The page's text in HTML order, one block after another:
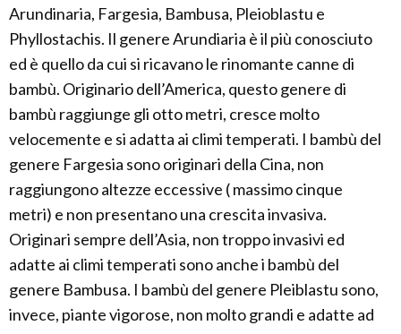
Arundinaria, Fargesia, Bambusa, Pleioblastu e
Phyllostachis. Il genere Arundiaria è il più conosciuto
ed è quello da cui si ricavano le rinomante canne di
bambù. Originario dell’America, questo genere di
bambù raggiunge gli otto metri, cresce molto
velocemente e si adatta ai climi temperati. I bambù del
genere Fargesia sono originari della Cina, non
raggiungono altezze eccessive ( massimo cinque
metri) e non presentano una crescita invasiva.
Originari sempre dell’Asia, non troppo invasivi ed
adatte ai climi temperati sono anche i bambù del
genere Bambusa. I bambù del genere Pleiblastu sono,
invece, piante vigorose, non molto grandi e adatte ad